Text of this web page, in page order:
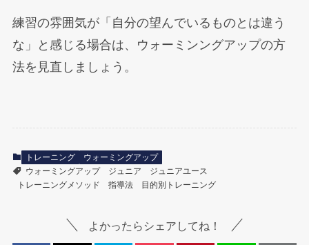
練習の雰囲気が「自分の望んでいるものとは違う
な」と感じる場合は、ウォーミンングアップの方
法を見直しましょう。
トレーニング
ウォーミングアップ
ウォーミングアップ
ジュニア
ジュニアユース
トレーニングメソッド
指導法 目的別トレーニング
よかったらシェアしてね！